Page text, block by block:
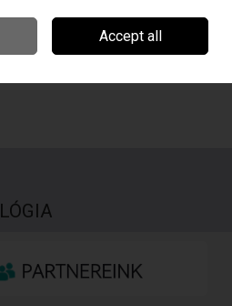
Sign in Join
Accept all